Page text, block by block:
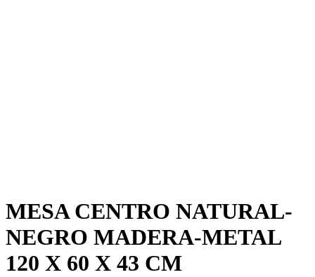
MESA CENTRO NATURAL-
NEGRO MADERA-METAL
120 X 60 X 43 CM